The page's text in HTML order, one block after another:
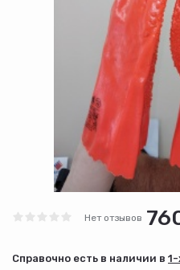
Нет отзывов
Cправочно есть в наличии в 1-